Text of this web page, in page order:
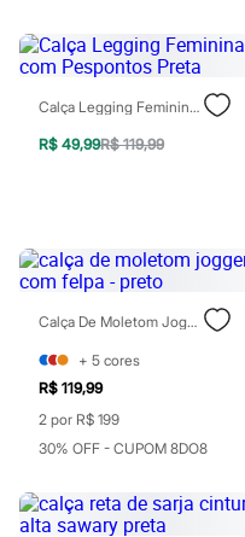
Mindset
Sawary
Moda esportiva
Acessórios
Blusas
Moda íntima
Calcinhas
Meias
Pijamas
Sutiãs e Tops
Moda praia
Biquínis
Maiôs
Saídas de praia
Plus size
Blusas e Camisetas
Calça Legging Feminina Com Pespontos Preta
R$ 49,99R$ 119,99
Calça De Moletom Jogger Com Felpa - Preto
+ 5 cores
R$ 119,99
2 por R$ 199
30% OFF - CUPOM 8DO8